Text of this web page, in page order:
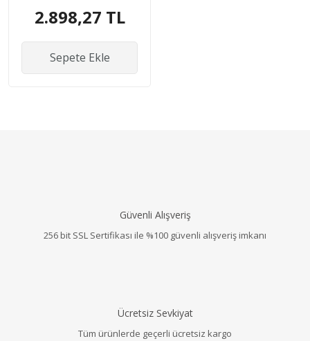
TİPİ ACCESS POINT
2.898,27 TL
Sepete Ekle
Güvenli Alışveriş
256 bit SSL Sertifikası ile %100 güvenli alışveriş imkanı
Ücretsiz Sevkiyat
Tüm ürünlerde geçerli ücretsiz kargo